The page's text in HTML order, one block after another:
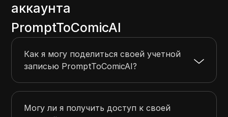
аккаунта
PromptToComicAI
Как я могу поделиться своей учетной
записью PromptToComicAI?
Могу ли я получить доступ к своей